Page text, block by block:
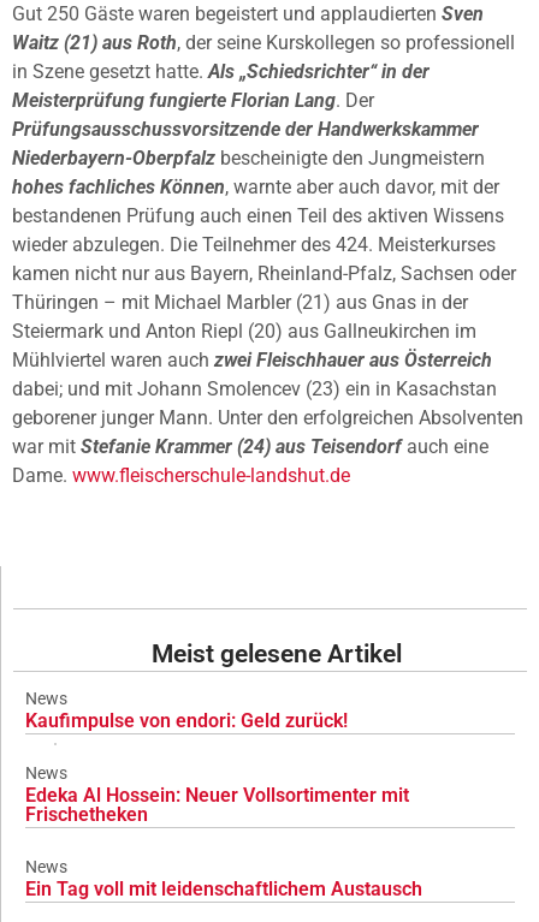
Gut 250 Gäste waren begeistert und applaudierten Sven
Waitz (21) aus Roth, der seine Kurskollegen so professionell
in Szene gesetzt hatte.Als „Schiedsrichter“ in der
Meisterprüfung fungierte Florian Lang. Der
Prüfungsausschussvorsitzende der Handwerkskammer
Niederbayern-Oberpfalz bescheinigte den Jungmeistern
hohes fachliches Können, warnte aber auch davor, mit der
bestandenen Prüfung auch einen Teil des aktiven Wissens
wieder abzulegen. Die Teilnehmer des 424. Meisterkurses
kamen nicht nur aus Bayern, Rheinland-Pfalz, Sachsen oder
Thüringen – mit Michael Marbler (21) aus Gnas in der
Steiermark und Anton Riepl (20) aus Gallneukirchen im
Mühlviertel waren auchzwei Fleischhauer aus Österreich
dabei; und mit Johann Smolencev (23) ein in Kasachstan
geborener junger Mann. Unter den erfolgreichen Absolventen
war mit Stefanie Krammer (24) aus Teisendorfauch eine
Dame. www.fleischerschule-landshut.de
Meist gelesene Artikel
News
Kaufimpulse von endori: Geld zurück!
News
Edeka Al Hossein: Neuer Vollsortimenter mit
Frischetheken
News
Ein Tag voll mit leidenschaftlichem Austausch